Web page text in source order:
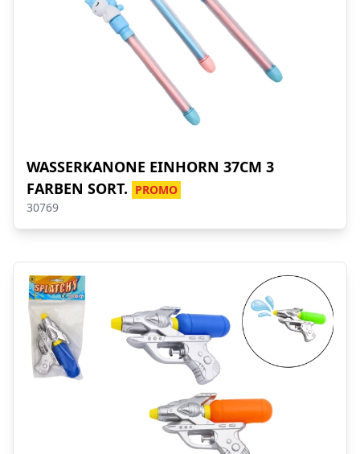
WASSERKANONE EINHORN 37CM 3
FARBEN SORT. PROMO
30769